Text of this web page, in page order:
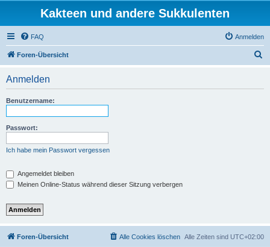
Kakteen und andere Sukkulenten
FAQ Anmelden
Foren-Übersicht
Anmelden
Benutzername:
Passwort:
Ich habe mein Passwort vergessen
Angemeldet bleiben
Meinen Online-Status während dieser Sitzung verbergen
Foren-Übersicht Alle Zeiten sind UTC+02:00
Alle Cookies löschen